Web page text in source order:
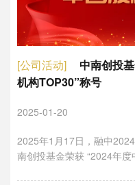
[公司活动]
中南创投
机构TOP30”称号
2025-01-20
2025年1月17日，融中
南创投基金荣获 “2024年度